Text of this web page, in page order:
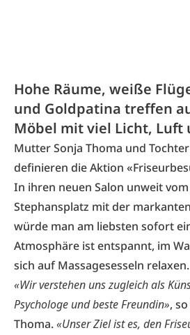
Hohe Räume, weiße
und Goldpatina treffen
Möbel mit viel Licht, Luft
Mutter Sonja Thoma und
definieren die Aktion
In ihren neuen Salon unweit
Stephansplatz mit der
würde man am liebsten sofort
Atmosphäre ist entspannt, im
sich auf Massagesesseln relaxen.
«Wir verstehen uns zugleich als
Psychologe und beste Freundin»,
Thoma.«Unser Ziel ist es, den